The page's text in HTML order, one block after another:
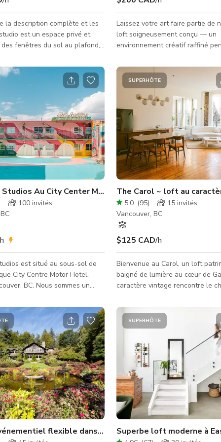
la description complète et les
des fenêtres du sol au plafond,
d'un bâtiment industriel.
pour des séances photo et
et événements intimes
café-boutique. Le rez-de-
le magasin de détail et le
au deuxième étage se fait par
p
Laissez votre art faire partie de
loft soigneusement conçu — un
environnement créatif raffiné
orienté au nord est baigné de
naturelle et encadré par des
pieds de hauteur et des murs
immaculés, créant le décor idéal
productions photographiques et
vidéographiques ainsi que pour
des événements mémorables. Chaque détail
a été pris en compte : des
Au City Center Motor Hotel
100 invités
est situé au sous-sol de
City Centre Motor Hotel,
Nous sommes un
événements et
intimes, des expositions
de yoga et de danse, des
marchés éphémères et plus
Aucune boisson
n'est autorisée.
l'hôte pour des instructi
SUPERHÔTE
The Carol ~ loft au
5.0 (95) 15 invités
Vancouver, BC
$125 CAD/h
Bienvenue au Carol, un loft
baigné de lumière au cœur de
caractère vintage rencontre le
idéal pour les séances photo, la
contenu et les rassemblements
hauts plafonds, de grandes
brique restaurée et des
d'origine créent un décor
une excellente lumière
multiples angles de prise de vue.
disposition ouverte comprend
flexible dans Stanley Park
SUPERHÔTE
Superbe loft moderne à